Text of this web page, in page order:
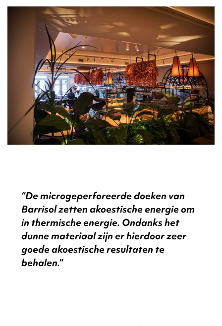
“De microgeperforeerde doeken van
Barrisol zetten akoestische energie om
in thermische energie. Ondanks het
dunne materiaal zijn er hierdoor zeer
goede akoestische resultaten te
behalen.”